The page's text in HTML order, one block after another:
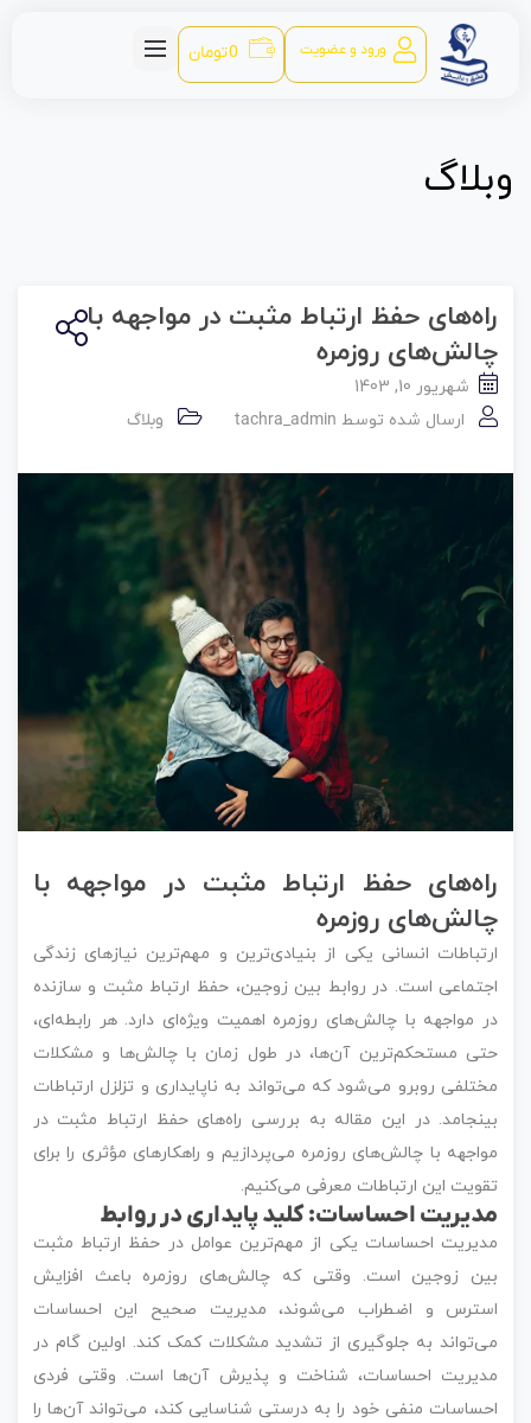
ورود و عضویت 0 تومان
وبلاگ
راه‌های حفظ ارتباط مثبت در مواجهه با
چالش‌های روزمره
شهریور 10, 1403
ارسال شده توسطtachra_admin وبلاگ
راه‌های حفظ ارتباط مثبت در مواجهه با
چالش‌های روزمره
ارتباطات انسانی یکی از بنیادی‌ترین و مهم‌ترین نیازهای زندگی
اجتماعی است. در روابط بین زوجین، حفظ ارتباط مثبت و سازنده
در مواجهه با چالش‌های روزمره اهمیت ویژه‌ای دارد. هر رابطه‌ای،
حتی مستحکم‌ترین آن‌ها، در طول زمان با چالش‌ها و مشکلات
مختلفی روبرو می‌شود که می‌تواند به ناپایداری و تزلزل ارتباطات
بینجامد. در این مقاله به بررسی راه‌های حفظ ارتباط مثبت در
مواجهه با چالش‌های روزمره می‌پردازیم و راهکارهای مؤثری را برای
تقویت این ارتباطات معرفی می‌کنیم.
مدیریت احساسات: کلید پایداری در روابط
مدیریت احساسات یکی از مهم‌ترین عوامل در حفظ ارتباط مثبت
بین زوجین است. وقتی که چالش‌های روزمره باعث افزایش
استرس و اضطراب می‌شوند، مدیریت صحیح این احساسات
می‌تواند به جلوگیری از تشدید مشکلات کمک کند. اولین گام در
مدیریت احساسات، شناخت و پذیرش آن‌ها است. وقتی فردی
احساسات منفی خود را به درستی شناسایی کند، می‌تواند آن‌ها را